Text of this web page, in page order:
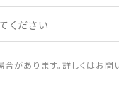
があります。詳しくはお問